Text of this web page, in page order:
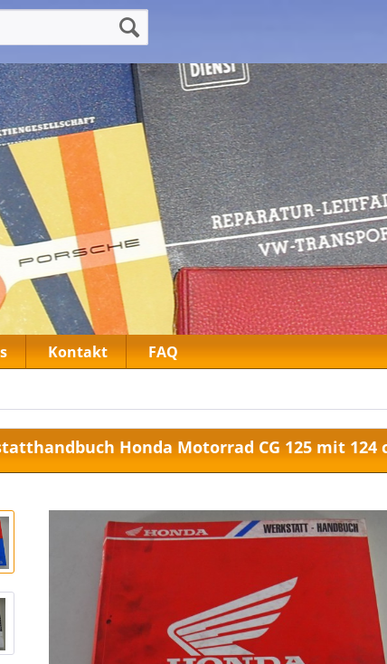
Kontakt FAQ
Honda Motorrad CG 125 mit 124